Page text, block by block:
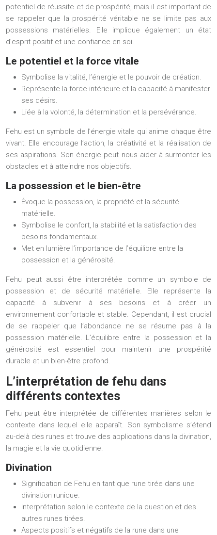
potentiel de réussite et de prospérité, mais il est important de
se rappeler que la prospérité véritable ne se limite pas aux
possessions matérielles. Elle implique également un état
d’esprit positif et une confiance en soi.
Le potentiel et la force vitale
Symbolise la vitalité, l’énergie et le pouvoir de création.
Représente la force intérieure et la capacité à manifester
ses désirs.
Liée à la volonté, la détermination et la persévérance.
Fehu est un symbole de l’énergie vitale qui anime chaque être
vivant. Elle encourage l’action, la créativité et la réalisation de
ses aspirations. Son énergie peut nous aider à surmonter les
obstacles et à atteindre nos objectifs.
La possession et le bien-être
Évoque la possession, la propriété et la sécurité
matérielle.
Symbolise le confort, la stabilité et la satisfaction des
besoins fondamentaux.
Met en lumière l’importance de l’équilibre entre la
possession et la générosité.
Fehu peut aussi être interprétée comme un symbole de
possession et de sécurité matérielle. Elle représente la
capacité à subvenir à ses besoins et à créer un
environnement confortable et stable. Cependant, il est crucial
de se rappeler que l’abondance ne se résume pas à la
possession matérielle. L’équilibre entre la possession et la
générosité est essentiel pour maintenir une prospérité
durable et un bien-être profond.
L’interprétation de fehu dans
différents contextes
Fehu peut être interprétée de différentes manières selon le
contexte dans lequel elle apparaît. Son symbolisme s’étend
au-delà des runes et trouve des applications dans la divination,
la magie et la vie quotidienne.
Divination
Signification de Fehu en tant que rune tirée dans une
divination runique.
Interprétation selon le contexte de la question et des
autres runes tirées.
Aspects positifs et négatifs de la rune dans une